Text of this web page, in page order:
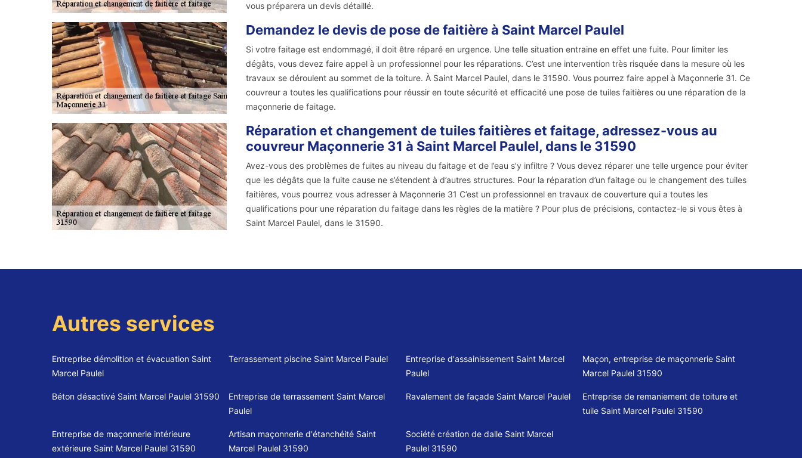
vous préparera un devis détaillé.
Demandez le devis de pose de faitière à Saint Marcel Paulel
Si votre faitage est endommagé, il doit être réparé en urgence. Une telle situation entraine en effet une fuite. Pour limiter les
dégâts, vous devez faire appel à un professionnel pour les réparations. C’est une intervention très risquée dans la mesure où les
travaux se déroulent au sommet de la toiture. À Saint Marcel Paulel, dans le 31590. Vous pourrez faire appel à Maçonnerie 31. Ce
couvreur a toutes les qualifications pour réussir en toute sécurité et efficacité une pose de tuiles faitières ou une réparation de la
maçonnerie de faitage.
Réparation et changement de tuiles faitières et faitage, adressez-vous au
couvreur Maçonnerie 31 à Saint Marcel Paulel, dans le 31590
Avez-vous des problèmes de fuites au niveau du faitage et de l’eau s’y infiltre ? Vous devez réparer une telle urgence pour éviter
que les dégâts que la fuite cause ne s’étendent à d’autres structures. Pour la réparation d’un faitage ou le changement des tuiles
faitières, vous pourrez vous adresser à Maçonnerie 31 C’est un professionnel en travaux de couverture qui a toutes les
qualifications pour une réparation du faitage dans les règles de la matière ? Pour plus de précisions, contactez-le si vous êtes à
Saint Marcel Paulel, dans le 31590.
Autres services
Entreprise démolition et évacuation Saint
Marcel Paulel
Terrassement piscine Saint Marcel Paulel
Entreprise d'assainissement Saint Marcel
Paulel
Maçon, entreprise de maçonnerie Saint
Marcel Paulel 31590
Béton désactivé Saint Marcel Paulel 31590
Entreprise de terrassement Saint Marcel
Paulel
Ravalement de façade Saint Marcel Paulel
Entreprise de remaniement de toiture et
tuile Saint Marcel Paulel 31590
Entreprise de maçonnerie intérieure
extérieure Saint Marcel Paulel 31590
Artisan maçonnerie d'étanchéité Saint
Marcel Paulel 31590
Société création de dalle Saint Marcel
Paulel 31590